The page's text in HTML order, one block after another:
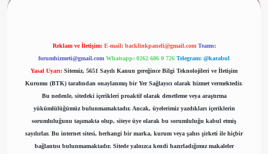
Reklam ve İletişim: E-mail: backlinkpaneli@gmail.com Teams:
forumhizmeti@gmail.com Whatsapp: 0262 606 0 726 Telegram: @karabul
Yasal Uyarı: Sitemiz, 5651 Sayılı Kanun gereğince Bilgi Teknolojileri ve İletişim
Kurumu (BTK) tarafından onaylanmış bir Yer Sağlayıcı olarak hizmet vermektedir.
Bu nedenle, sitedeki içerikleri proaktif olarak denetleme veya araştırma
yükümlülüğümüz bulunmamaktadır. Ancak, üyelerimiz yazdıkları içeriklerin
sorumluluğunu taşımakta olup, siteye üye olarak bu sorumluluğu kabul etmiş
sayılırlar. Bu internet sitesi, herhangi bir marka, kurum veya şahıs şirketi ile hiçbir
bağlantısı bulunmamaktadır. Sitede yalnızca kendi hazırladığımız makaleler